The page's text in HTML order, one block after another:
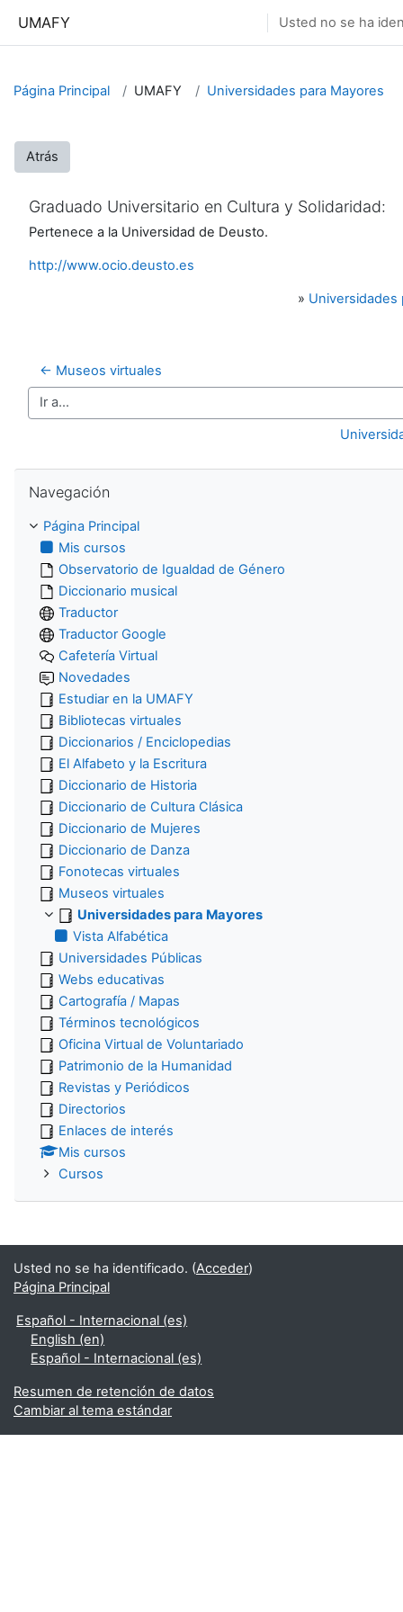
UMAFY Usted no se ha
Página Principal UMAFY Universidades para Mayores
Atrás
Graduado Universitario en Cultura y Solidaridad:
Pertenece a la Universidad de Deusto.
http://www.ocio.deusto.es
» Universidades
← Museos virtuales
Ir a...
Navegación
Página Principal
Mis cursos
Observatorio de Igualdad de Género
Diccionario musical
Traductor
Traductor Google
Cafetería Virtual
Novedades
Estudiar en la UMAFY
Bibliotecas virtuales
Diccionarios / Enciclopedias
El Alfabeto y la Escritura
Diccionario de Historia
Diccionario de Cultura Clásica
Diccionario de Mujeres
Diccionario de Danza
Fonotecas virtuales
Museos virtuales
Universidades para Mayores
Vista Alfabética
Universidades Públicas
Webs educativas
Cartografía / Mapas
Términos tecnológicos
Oficina Virtual de Voluntariado
Patrimonio de la Humanidad
Revistas y Periódicos
Directorios
Enlaces de interés
Mis cursos
Cursos
Usted no se ha identificado. (Acceder)
Página Principal
Español - Internacional ‎(es)‎
English ‎(en)‎
Español - Internacional ‎(es)‎
Resumen de retención de datos
Cambiar al tema estándar